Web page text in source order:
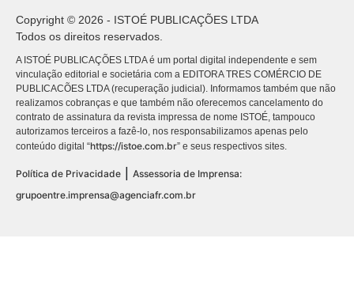
Copyright © 2026 - ISTOÉ PUBLICAÇÕES LTDA
Todos os direitos reservados.
A ISTOÉ PUBLICAÇÕES LTDA é um portal digital independente e sem
vinculação editorial e societária com a EDITORA TRES COMÉRCIO DE
PUBLICACÕES LTDA (recuperação judicial). Informamos também que não
realizamos cobranças e que também não oferecemos cancelamento do
contrato de assinatura da revista impressa de nome ISTOÉ, tampouco
autorizamos terceiros a fazê-lo, nos responsabilizamos apenas pelo
conteúdo digital “https://istoe.com.br” e seus respectivos sites.
Política de Privacidade
Assessoria de Imprensa:
grupoentre.imprensa@agenciafr.com.br